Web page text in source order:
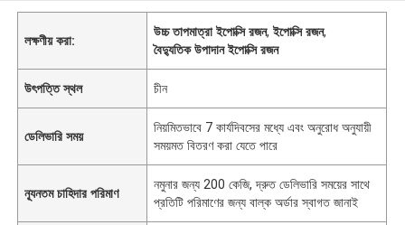
লক্ষণীয় করা:
উচ্চ তাপমাত্রা ইপোক্সি রজন,ইপোক্সি রজন,
বৈদ্যুতিক উপাদান ইপোক্সি রজন
উৎপত্তি স্থল চীন
ডেলিভারি সময়
নিয়মিতভাবে 7 কার্যদিবসের মধ্যে এবং অনুরোধ অনুযায়ী
সময়মত বিতরণ করা যেতে পারে
ন্যূনতম চাহিদার পরিমাণ
নমুনার জন্য 200 কেজি, দ্রুত ডেলিভারি সময়ের সাথে
প্রতিটি পরিমাণের জন্য বাল্ক অর্ডার স্বাগত জানাই